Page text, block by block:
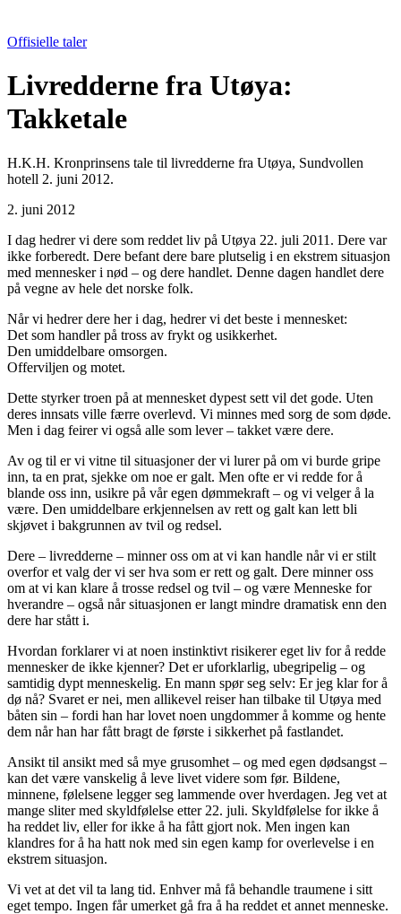
Offisielle taler
Livredderne fra Utøya:
Takketale
H.K.H. Kronprinsens tale til livredderne fra Utøya, Sundvollen
hotell 2. juni 2012.
2. juni 2012
I dag hedrer vi dere som reddet liv på Utøya 22. juli 2011. Dere var
ikke forberedt. Dere befant dere bare plutselig i en ekstrem situasjon
med mennesker i nød – og dere handlet. Denne dagen handlet dere
på vegne av hele det norske folk.
Når vi hedrer dere her i dag, hedrer vi det beste i mennesket:
Det som handler på tross av frykt og usikkerhet.
Den umiddelbare omsorgen.
Offerviljen og motet.
Dette styrker troen på at mennesket dypest sett vil det gode. Uten
deres innsats ville færre overlevd. Vi minnes med sorg de som døde.
Men i dag feirer vi også alle som lever – takket være dere.
Av og til er vi vitne til situasjoner der vi lurer på om vi burde gripe
inn, ta en prat, sjekke om noe er galt. Men ofte er vi redde for å
blande oss inn, usikre på vår egen dømmekraft – og vi velger å la
være. Den umiddelbare erkjennelsen av rett og galt kan lett bli
skjøvet i bakgrunnen av tvil og redsel.
Dere – livredderne – minner oss om at vi kan handle når vi er stilt
overfor et valg der vi ser hva som er rett og galt. Dere minner oss
om at vi kan klare å trosse redsel og tvil – og være Menneske for
hverandre – også når situasjonen er langt mindre dramatisk enn den
dere har stått i.
Hvordan forklarer vi at noen instinktivt risikerer eget liv for å redde
mennesker de ikke kjenner? Det er uforklarlig, ubegripelig – og
samtidig dypt menneskelig. En mann spør seg selv: Er jeg klar for å
dø nå? Svaret er nei, men allikevel reiser han tilbake til Utøya med
båten sin – fordi han har lovet noen ungdommer å komme og hente
dem når han har fått bragt de første i sikkerhet på fastlandet.
Ansikt til ansikt med så mye grusomhet – og med egen dødsangst –
kan det være vanskelig å leve livet videre som før. Bildene,
minnene, følelsene legger seg lammende over hverdagen. Jeg vet at
mange sliter med skyldfølelse etter 22. juli. Skyldfølelse for ikke å
ha reddet liv, eller for ikke å ha fått gjort nok. Men ingen kan
klandres for å ha hatt nok med sin egen kamp for overlevelse i en
ekstrem situasjon.
Vi vet at det vil ta lang tid. Enhver må få behandle traumene i sitt
eget tempo. Ingen får umerket gå fra å ha reddet et annet menneske.